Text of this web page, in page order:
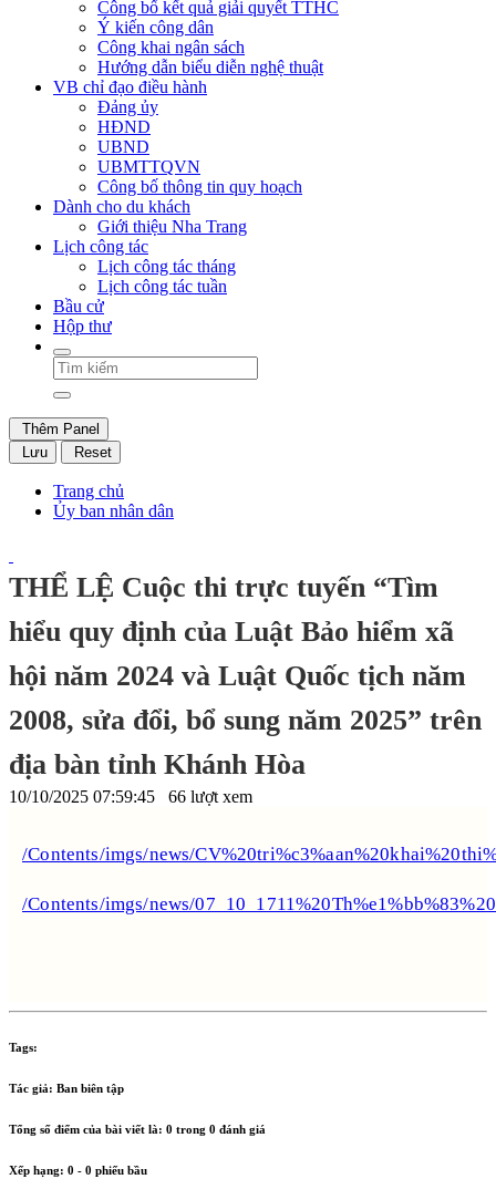
Công bố kết quả giải quyết TTHC
Ý kiến công dân
Công khai ngân sách
Hướng dẫn biểu diễn nghệ thuật
VB chỉ đạo điều hành
Đảng ủy
HĐND
UBND
UBMTTQVN
Công bố thông tin quy hoạch
Dành cho du khách
Giới thiệu Nha Trang
Lịch công tác
Lịch công tác tháng
Lịch công tác tuần
Bầu cử
Hộp thư
Thêm Panel
Lưu
Reset
Trang chủ
Ủy ban nhân dân
THỂ LỆ Cuộc thi trực tuyến “Tìm
hiểu quy định của Luật Bảo hiểm xã
hội năm 2024 và Luật Quốc tịch năm
2008, sửa đổi, bổ sung năm 2025” trên
địa bàn tỉnh Khánh Hòa
10/10/2025 07:59:45 66 lượt xem
/Contents/imgs/news/
/Contents/imgs/news/
Tags:
Tác giả: Ban biên tập
Tổng số điểm của bài viết là: 0 trong 0 đánh giá
Xếp hạng: 0 - 0 phiếu bầu